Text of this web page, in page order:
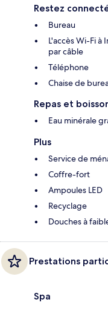
Restez
Bureau
L'accès Wi-Fi
par câble
Téléphone
Chaise de
Repas et
Eau minérale
Plus
Service de
Coffre-fort
Ampoules LED
Recyclage
Douches à
Prestations
Spa